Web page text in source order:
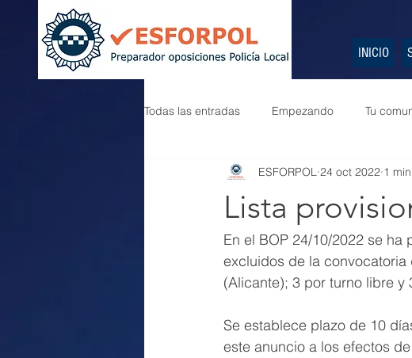
INICIO
Todas las entradas Empezando Tu
Lista
ESFORPOL 24 oct 2022 1
En el BOP 24/10/2022 se
excluidos de la
(Alicante); 3 por turno libre y
Se establece plazo de 10
este anuncio a los efectos